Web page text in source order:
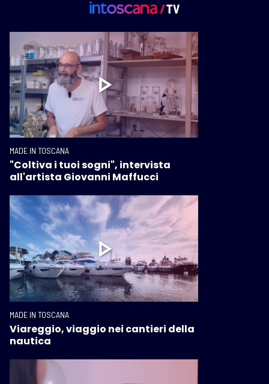
MADE IN TOSCANA
"Coltiva i tuoi sogni", intervista
all'artista Giovanni Maffucci
MADE IN TOSCANA
Viareggio, viaggio nei cantieri della
nautica